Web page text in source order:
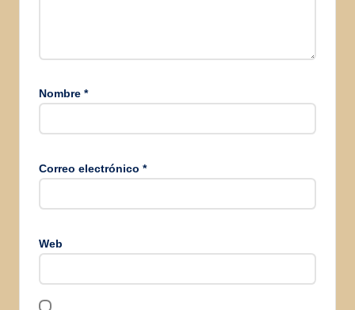
Nombre *
Correo electrónico *
Web